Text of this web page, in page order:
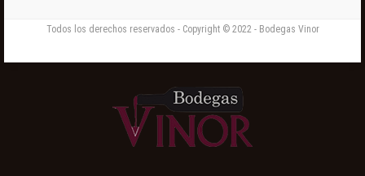
Todos los derechos reservados - Copyright © 2022 - Bodegas Vinor